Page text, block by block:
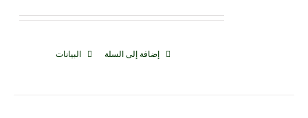
إضافة إلى السلة البيانات